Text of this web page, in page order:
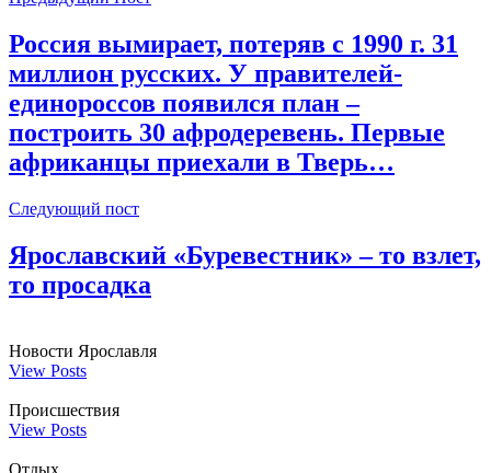
Россия вымирает, потеряв с 1990 г. 31
миллион русских. У правителей-
единороссов появился план –
построить 30 афродеревень. Первые
африканцы приехали в Тверь…
Следующий пост
Ярославский «Буревестник» – то взлет,
то просадка
Новости Ярославля
View Posts
Происшествия
View Posts
Отдых